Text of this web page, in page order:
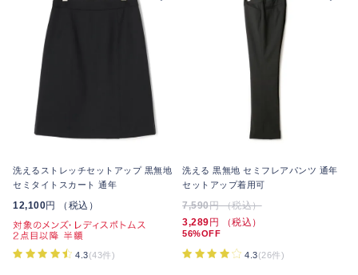
洗えるストレッチセットアップ 黒無地
セミタイトスカート 通年
12,100円 （税込）
4.3(43件)
洗える 黒無地 セミフレアパンツ 通年
セットアップ着用可
7,590円 （税込）
3,289 円 （税込）
56%OFF
4.3(26件)